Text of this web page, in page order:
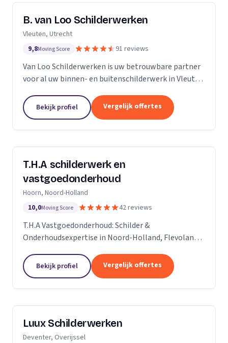
B. van Loo Schilderwerken
Vleuten, Utrecht
9,8Moving Score 91 reviews
Van Loo Schilderwerken is uw betrouwbare partner
voor al uw binnen- en buitenschilderwerk in Vleuten
branche, onderscheiden we ons door onze...
Bekijk profiel Vergelijk offertes
T.H.A schilderwerk en
vastgoedonderhoud
Hoorn, Noord-Holland
10,0Moving Score 42 reviews
T.H.A Vastgoedonderhoud: Schilder &
Onderhoudsexpertise in Noord-Holland, Flevoland
Bekijk profiel Vergelijk offertes
Luux Schilderwerken
Deventer, Overijssel